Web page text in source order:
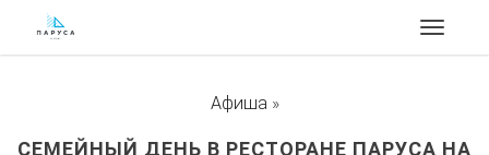
Toggle
Афиша»
СЕМЕЙНЫЙ ДЕНЬ В РЕСТОРАНЕ ПАРУСА НА